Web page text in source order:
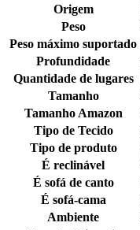
Origem
Peso
Peso máximo suportado
Profundidade
Quantidade de lugares
Tamanho
Tamanho Amazon
Tipo de Tecido
Tipo de produto
É reclinável
É sofá de canto
É sofá-cama
Ambiente